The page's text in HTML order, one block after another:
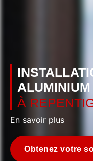
ALUMINIUM
À
En savoir plus
Obtenez votre